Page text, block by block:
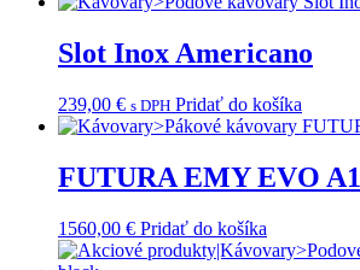
Slot Inox Americano
239,00 € s DPH Pridať do košíka
FUTURA EMY EVO A1
1560,00 € Pridať do košíka